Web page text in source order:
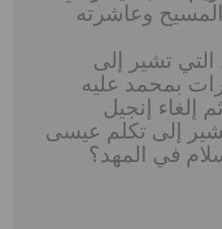
وعاشرته
التي تشير إلى
بمحمد عليه
إلغاء إنجيل
إلى تكلم عيسى
في المهد؟